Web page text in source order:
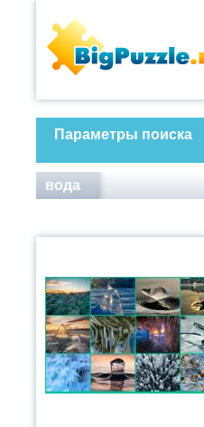
Параметры поиска
вода